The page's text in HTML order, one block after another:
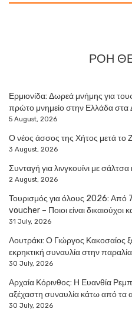
ΡΟΗ
Ερμιονίδα: Δωρεά μνήμης για
πρώτο μνημείο στην Ελλάδα στα
5 August, 2026
Ο νέος άσσος της Χήτος μετά το
3 August, 2026
Συνταγή για λινγκουίνι με
2 August, 2026
Τουρισμός για όλους 2026: Από 7
voucher – Ποιοι είναι
31 July, 2026
Λουτράκι: Ο Γιώργος Κακοσαίος
εκρηκτική συναυλία στην παραλία
30 July, 2026
Αρχαία Κόρινθος: Η Ευανθία
αξέχαστη συναυλία κάτω από τα
30 July, 2026